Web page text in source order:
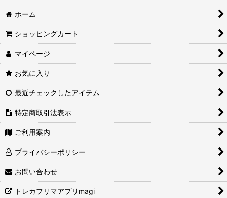
ホーム
ショッピングカート
マイページ
お気に入り
最近チェックしたアイテム
特定商取引法表示
ご利用案内
プライバシーポリシー
お問い合わせ
トレカフリマアプリmagi